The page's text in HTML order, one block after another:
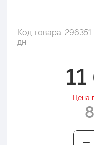
Код товара:
дн.
Цена